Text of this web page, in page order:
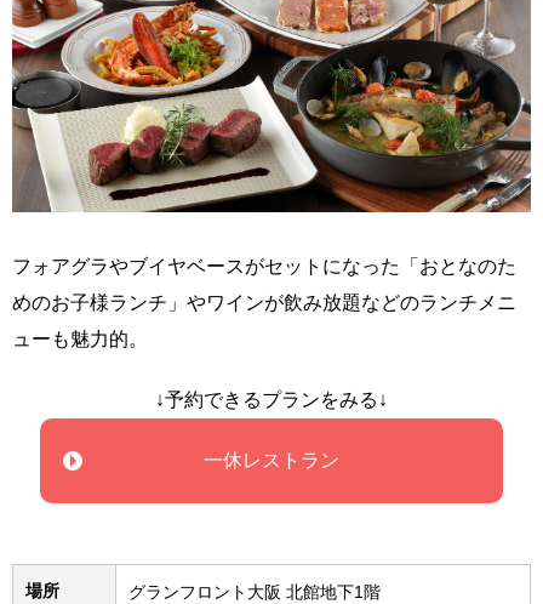
フォアグラやブイヤベースがセットになった「おとなのた
めのお子様ランチ」やワインが飲み放題などのランチメニ
ューも魅力的。
↓予約できるプランをみる↓
一休レストラン
場所 グランフロント大阪 北館地下1階